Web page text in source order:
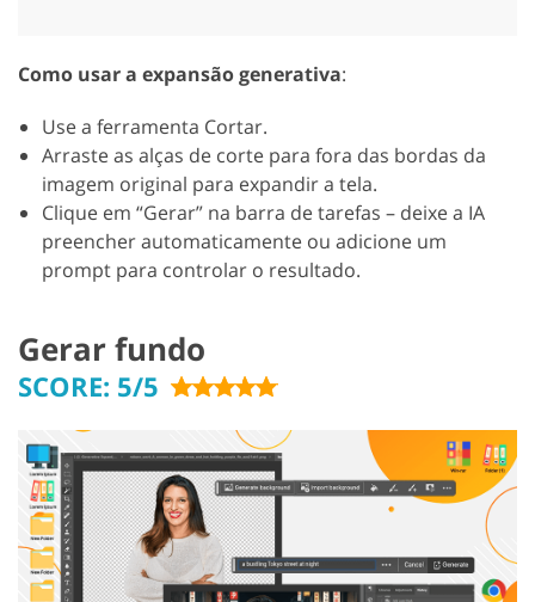
Como usar a expansão generativa:
Use a ferramenta Cortar.
Arraste as alças de corte para fora das bordas da
imagem original para expandir a tela.
Clique em “Gerar” na barra de tarefas – deixe a IA
preencher automaticamente ou adicione um
prompt para controlar o resultado.
Gerar fundo
SCORE: 5/5